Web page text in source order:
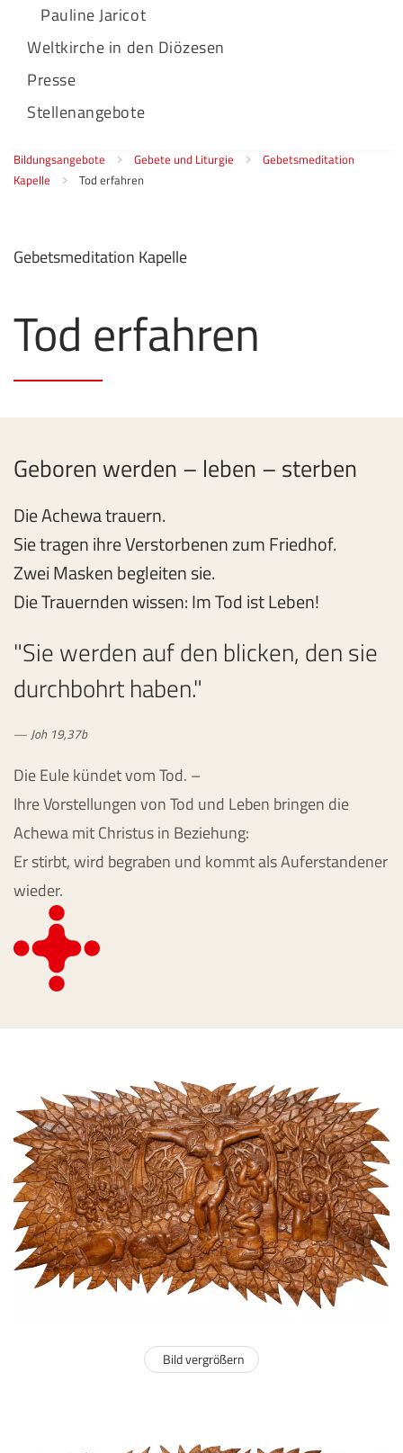
Pauline Jaricot
Weltkirche in den Diözesen
Presse
Stellenangebote
Bildungsangebote Gebete und Liturgie
Gebetsmeditation
Kapelle
Tod erfahren
Gebetsmeditation Kapelle
Tod erfahren
Geboren werden – leben – sterben
Die Achewa trauern.
Sie tragen ihre Verstorbenen zum Friedhof.
Zwei Masken begleiten sie.
Die Trauernden wissen: Im Tod ist Leben!
"Sie werden auf den blicken, den sie
durchbohrt haben."
Joh 19,37b
Die Eule kündet vom Tod. –
Ihre Vorstellungen von Tod und Leben bringen die
Achewa mit Christus in Beziehung:
Er stirbt, wird begraben und kommt als Auferstandener
wieder.
Bild vergrößern